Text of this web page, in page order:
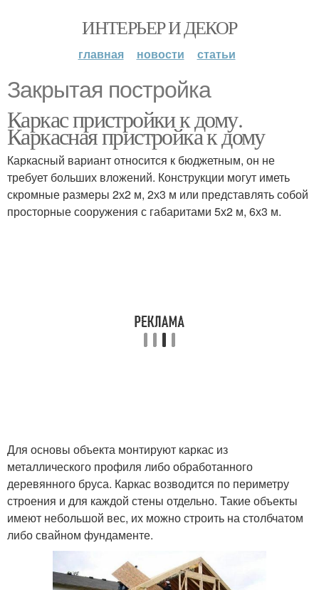
ИНТЕРЬЕР И ДЕКОР
главная новости статьи
Закрытая постройка
Каркас пристройки к дому.
Каркасная пристройка к дому
Каркасный вариант относится к бюджетным, он не
требует больших вложений. Конструкции могут иметь
скромные размеры 2х2 м, 2х3 м или представлять собой
просторные сооружения с габаритами 5х2 м, 6х3 м.
Для основы объекта монтируют каркас из
металлического профиля либо обработанного
деревянного бруса. Каркас возводится по периметру
строения и для каждой стены отдельно. Такие объекты
имеют небольшой вес, их можно строить на столбчатом
либо свайном фундаменте.